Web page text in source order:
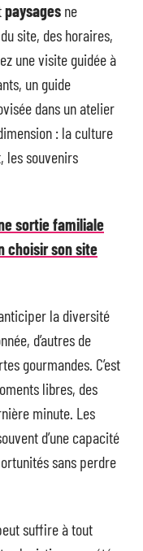
paysages ne
site, des horaires,
une visite guidée à
un guide
dans un atelier
: la culture
les souvenirs
sortie familiale
choisir son site
la diversité
d’autres de
gourmandes. C’est
libres, des
minute. Les
d’une capacité
sans perdre
suffire à tout